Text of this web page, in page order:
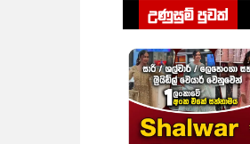
උණුසුම් පුවත්